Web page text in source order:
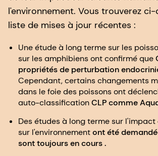
l'environnement. Vous trouverez
liste de mises à jour récentes :
Une étude à long terme sur les
sur les amphibiens ont confirmé que
propriétés de perturbation
Cependant, certains changements
dans le foie des poissons ont
auto-classificationCLP comme
Des études à long terme sur
sur l'environnementont été
sont toujours en cours.